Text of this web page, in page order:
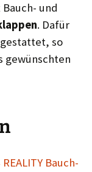
Bauch- und
. Dafür
so
gewünschten
REALITY Bauch-